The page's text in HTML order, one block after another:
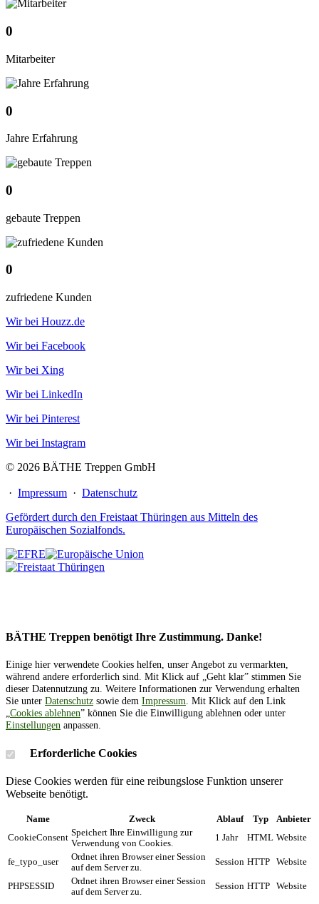
0
Mitarbeiter
0
Jahre Erfahrung
0
gebaute Treppen
0
zufriedene Kunden
Wir bei Houzz.de
Wir bei Facebook
Wir bei Xing
Wir bei LinkedIn
Wir bei Pinterest
Wir bei Instagram
© 2026 BÄTHE Treppen GmbH
· Impressum · Datenschutz
Gefördert durch den Freistaat Thüringen aus Mitteln des
Europäischen Sozialfonds.
BÄTHE Treppen benötigt Ihre Zustimmung. Danke!
Einige hier verwendete Cookies helfen, unser Angebot zu vermarkten,
während andere erforderlich sind. Mit Klick auf „Geht klar” stimmen Sie
dieser Datennutzung zu. Weitere Informationen zur Verwendung erhalten
Sie unter Datenschutz sowie dem Impressum. Mit Klick auf den Link
„Cookies ablehnen” können Sie die Einwilligung ablehnen oder unter
Einstellungen anpassen.
Erforderliche Cookies
Diese Cookies werden für eine reibungslose Funktion unserer
Webseite benötigt.
Name Zweck Ablauf Typ
Anbieter
CookieConsent Speichert Ihre Einwilligung zur
Verwendung von Cookies.
1 Jahr HTML Website
fe_typo_user
Ordnet ihren Browser einer Session
auf dem Server zu.
Session HTTP Website
PHPSESSID
Ordnet ihren Browser einer Session
auf dem Server zu.
Session HTTP Website